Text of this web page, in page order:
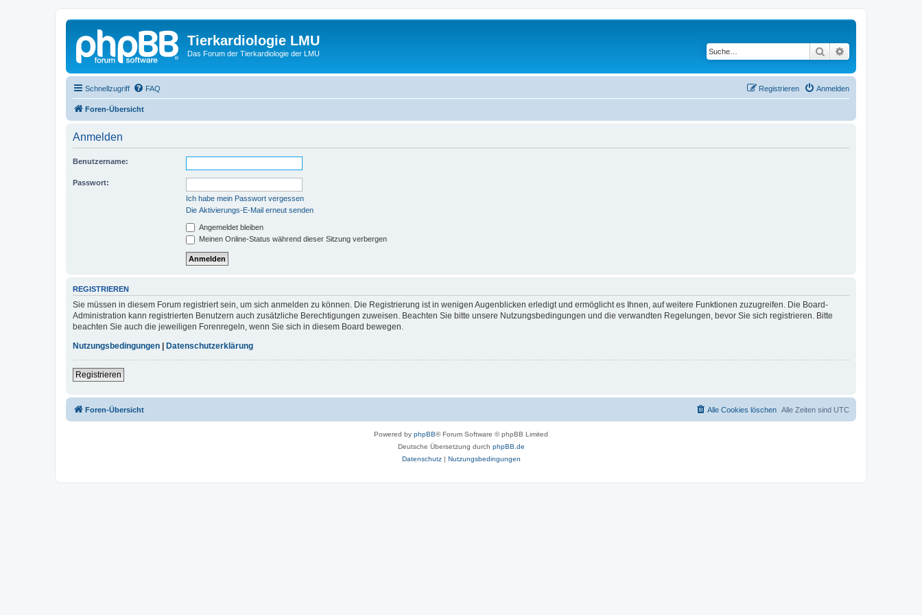
Tierkardiologie LMU
Das Forum der Tierkardiologie der LMU Suche
Schnellzugriff FAQ Anmelden
Registrieren
Foren-Übersicht
Anmelden
Benutzername:
Passwort:
Ich habe mein Passwort vergessen
Die Aktivierungs-E-Mail erneut senden
Angemeldet bleiben
Meinen Online-Status während dieser Sitzung verbergen
REGISTRIEREN
Sie müssen in diesem Forum registriert sein, um sich anmelden zu können. Die Registrierung ist in wenigen Augenblicken erledigt und ermöglicht es Ihnen, auf weitere Funktionen zuzugreifen. Die Board-
Administration kann registrierten Benutzern auch zusätzliche Berechtigungen zuweisen. Beachten Sie bitte unsere Nutzungsbedingungen und die verwandten Regelungen, bevor Sie sich registrieren. Bitte
beachten Sie auch die jeweiligen Forenregeln, wenn Sie sich in diesem Board bewegen.
Nutzungsbedingungen
Datenschutzerklärung
Registrieren
Foren-Übersicht Alle Zeiten sind UTC
Alle Cookies löschen
Powered by phpBB® Forum Software © phpBB Limited
Deutsche Übersetzung durch phpBB.de
Datenschutz| Nutzungsbedingungen